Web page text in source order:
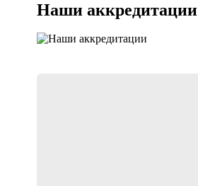
Наши аккредитации